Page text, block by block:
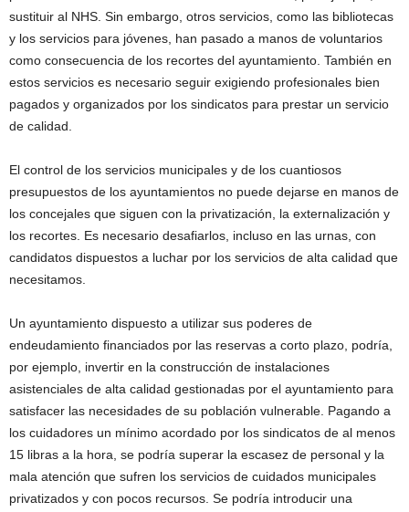
sustituir al NHS. Sin embargo, otros servicios, como las bibliotecas
y los servicios para jóvenes, han pasado a manos de voluntarios
como consecuencia de los recortes del ayuntamiento. También en
estos servicios es necesario seguir exigiendo profesionales bien
pagados y organizados por los sindicatos para prestar un servicio
de calidad.
El control de los servicios municipales y de los cuantiosos
presupuestos de los ayuntamientos no puede dejarse en manos de
los concejales que siguen con la privatización, la externalización y
los recortes. Es necesario desafiarlos, incluso en las urnas, con
candidatos dispuestos a luchar por los servicios de alta calidad que
necesitamos.
Un ayuntamiento dispuesto a utilizar sus poderes de
endeudamiento financiados por las reservas a corto plazo, podría,
por ejemplo, invertir en la construcción de instalaciones
asistenciales de alta calidad gestionadas por el ayuntamiento para
satisfacer las necesidades de su población vulnerable. Pagando a
los cuidadores un mínimo acordado por los sindicatos de al menos
15 libras a la hora, se podría superar la escasez de personal y la
mala atención que sufren los servicios de cuidados municipales
privatizados y con pocos recursos. Se podría introducir una